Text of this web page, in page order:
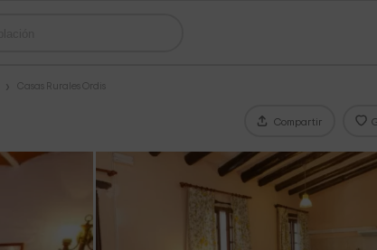
Casas Rurales Ordis
Compartir